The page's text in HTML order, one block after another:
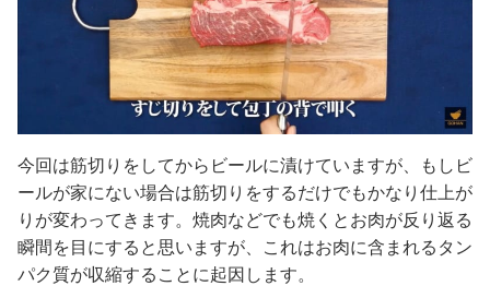
今回は筋切りをしてからビールに漬けていますが、もしビ
ールが家にない場合は筋切りをするだけでもかなり仕上が
りが変わってきます。焼肉などでも焼くとお肉が反り返る
瞬間を目にすると思いますが、これはお肉に含まれるタン
パク質が収縮することに起因します。